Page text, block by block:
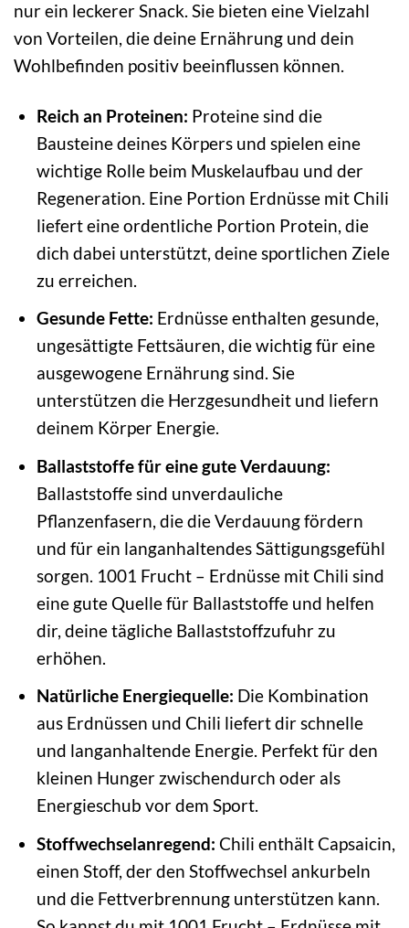
nur ein leckerer Snack. Sie bieten eine Vielzahl
von Vorteilen, die deine Ernährung und dein
Wohlbefinden positiv beeinflussen können.
Reich an Proteinen: Proteine sind die
Bausteine deines Körpers und spielen eine
wichtige Rolle beim Muskelaufbau und der
Regeneration. Eine Portion Erdnüsse mit Chili
liefert eine ordentliche Portion Protein, die
dich dabei unterstützt, deine sportlichen Ziele
zu erreichen.
Gesunde Fette: Erdnüsse enthalten gesunde,
ungesättigte Fettsäuren, die wichtig für eine
ausgewogene Ernährung sind. Sie
unterstützen die Herzgesundheit und liefern
deinem Körper Energie.
Ballaststoffe für eine gute Verdauung:
Ballaststoffe sind unverdauliche
Pflanzenfasern, die die Verdauung fördern
und für ein langanhaltendes Sättigungsgefühl
sorgen. 1001 Frucht – Erdnüsse mit Chili sind
eine gute Quelle für Ballaststoffe und helfen
dir, deine tägliche Ballaststoffzufuhr zu
erhöhen.
Natürliche Energiequelle: Die Kombination
aus Erdnüssen und Chili liefert dir schnelle
und langanhaltende Energie. Perfekt für den
kleinen Hunger zwischendurch oder als
Energieschub vor dem Sport.
Stoffwechselanregend: Chili enthält Capsaicin,
einen Stoff, der den Stoffwechsel ankurbeln
und die Fettverbrennung unterstützen kann.